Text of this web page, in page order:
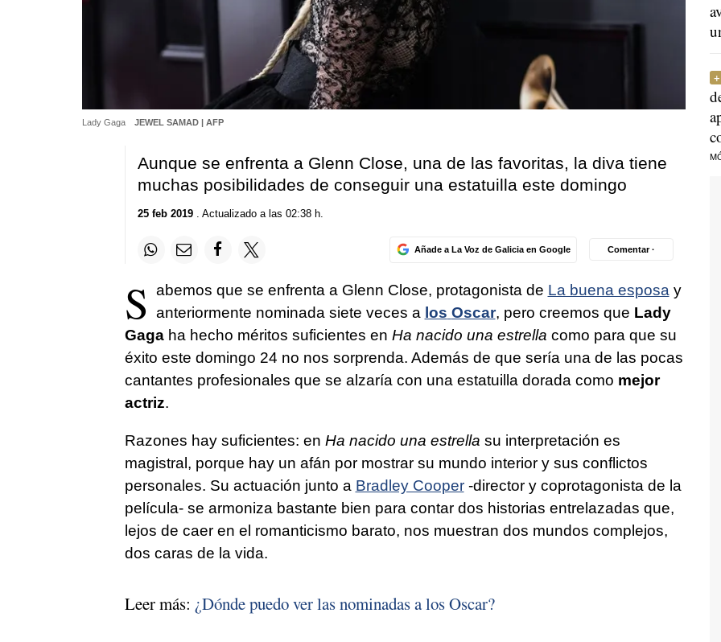
Lady Gaga JEWEL SAMAD | AFP
Aunque se enfrenta a Glenn Close, una de las favoritas, la diva tiene
muchas posibilidades de conseguir una estatuilla este domingo
25 feb 2019. Actualizado a las 02:38 h.
Añade a La Voz de Galicia en Google Comentar ·
S abemos que se enfrenta a Glenn Close, protagonista de La buena esposa y
anteriormente nominada siete veces a los Oscar, pero creemos que Lady
Gagaha hecho méritos suficientes en Ha nacido una estrella como para que su
éxito este domingo 24 no nos sorprenda. Además de que sería una de las pocas
cantantes profesionales que se alzaría con una estatuilla dorada como mejor
actriz.
Razones hay suficientes: en Ha nacido una estrella su interpretación es
magistral, porque hay un afán por mostrar su mundo interior y sus conflictos
personales. Su actuación junto a Bradley Cooper-director y coprotagonista de la
película- se armoniza bastante bien para contar dos historias entrelazadas que,
lejos de caer en el romanticismo barato, nos muestran dos mundos complejos,
dos caras de la vida.
Leer más: ¿Dónde puedo ver las nominadas a los Oscar?